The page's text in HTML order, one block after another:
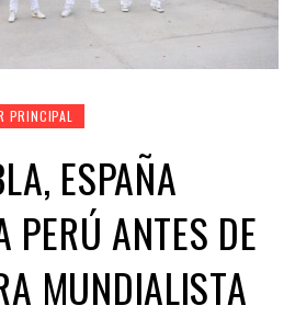
PRINCIPAL
ESPAÑA
PERÚ ANTES DE
MUNDIALISTA